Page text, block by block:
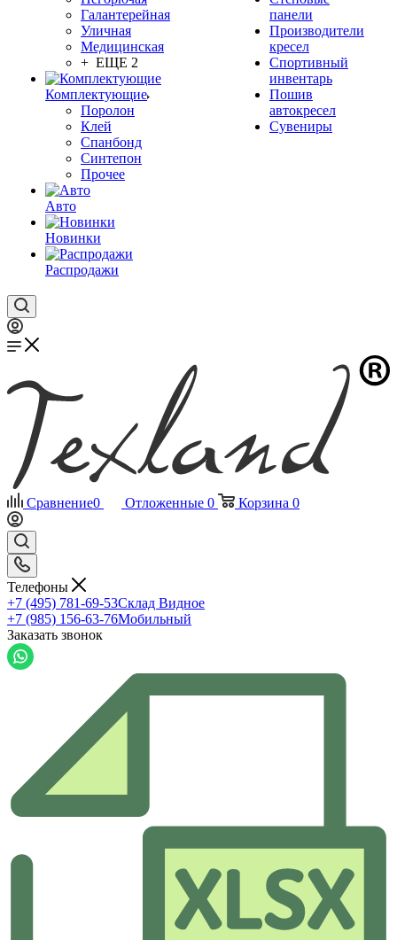
Галантерейная
Уличная
Медицинская
+ ЕЩЕ 2
Комплектующие
Поролон
Клей
Спанбонд
Синтепон
Прочее
Авто
Новинки
Распродажи
панели
Производители
кресел
Спортивный
инвентарь
Пошив
автокресел
Сувениры
Сравнение0 Отложенные 0 Корзина 0
Телефоны
+7 (495) 781-69-53Склад Видное
+7 (985) 156-63-76Мобильный
Заказать звонок